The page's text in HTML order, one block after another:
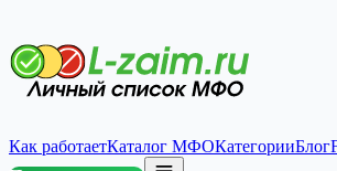
Как работаетКаталог МФОКатегорииБлог